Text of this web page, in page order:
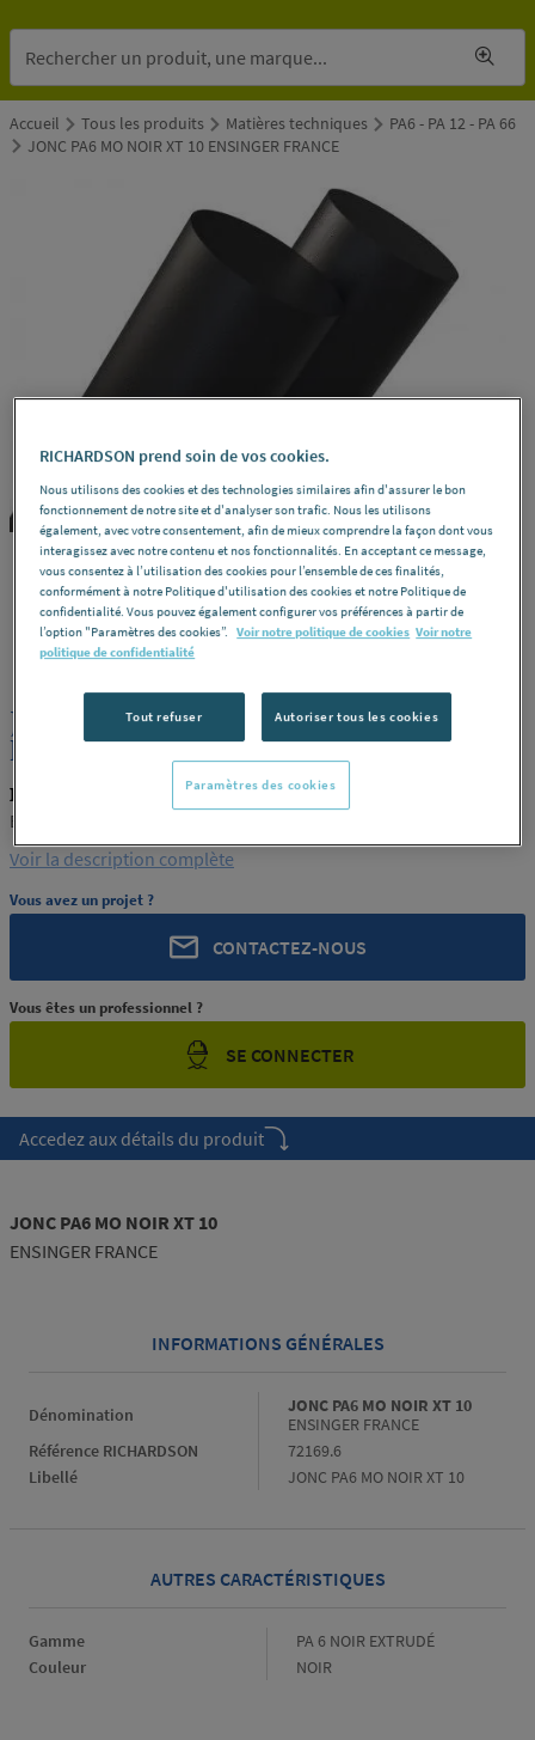
Accueil Tous les produits Matières techniques
PA6 - PA 12 - PA 66
JONC PA6 MO NOIR XT 10 ENSINGER FRANCE
ROCHLING REF : 72169
JONC PA6 MO NOIR XT 10 ENSINGER
FRANCE
ROCHLING PRODUIT-72169
ENSINGER FRANCE
Voir la description complète
Vous avez un projet ?
CONTACTEZ-NOUS
Vous êtes un professionnel ?
SE CONNECTER
Accedez aux détails du produit
JONC PA6 MO NOIR XT 10
ENSINGER FRANCE
INFORMATIONS GÉNÉRALES
Informations générales
Dénomination
JONC PA6 MO NOIR XT 10
ENSINGER FRANCE
Référence RICHARDSON
72169.6
Libellé
JONC PA6 MO NOIR XT 10
AUTRES CARACTÉRISTIQUES
Gamme Gamme
PA 6 NOIR EXTRUDÉ
Couleur
Couleur
NOIR
RICHARDSON prend soin de vos cookies.
Nous utilisons des cookies et des technologies similaires afin d'assurer le bon
fonctionnement de notre site et d'analyser son trafic. Nous les utilisons
également, avec votre consentement, afin de mieux comprendre la façon dont vous
interagissez avec notre contenu et nos fonctionnalités. En acceptant ce message,
vous consentez à l’utilisation des cookies pour l’ensemble de ces finalités,
conformément à notre Politique d'utilisation des cookies et notre Politique de
confidentialité. Vous pouvez également configurer vos préférences à partir de
l’option "Paramètres des cookies”. Voir notre politique de cookies Voir notre
politique de confidentialité
Tout refuser Autoriser tous les cookies
Paramètres des cookies